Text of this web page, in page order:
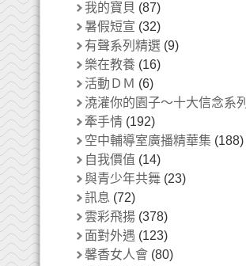
我的寶貝 (87)
暑假短宣 (32)
有聲系列精選 (9)
樂在教養 (16)
活動ＤＭ (6)
澆灌你的園子～十大信念系列
牽手情 (192)
空中輔導室廣播精華集 (188)
自我價值 (14)
與青少年共舞 (23)
訊息 (72)
雲彩飛揚 (378)
面對外遇 (123)
馨香女人會 (80)